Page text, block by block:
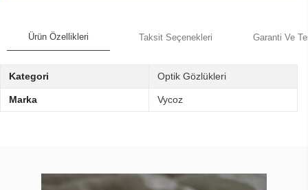
Ürün Özellikleri Taksit Seçenekleri Garanti Ve
Kategori Optik Gözlükleri
Marka Vycoz